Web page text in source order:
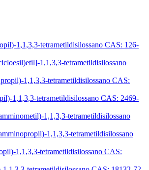
1,1,3,3-tetrametildisilossano CAS: 126-
1,1,3,3-tetrametildisilossano
1,1,3,3-tetrametildisilossano CAS:
1,1,3,3-tetrametildisilossano CAS: 2469-
1,1,3,3-tetrametildisilossano
1,1,3,3-tetrametildisilossano
1,1,3,3-tetrametildisilossano CAS: